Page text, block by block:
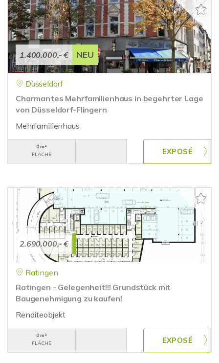
1.400.000,- € NEU
Düsseldorf
Charmantes Mehrfamilienhaus in begehrter Lage
von Düsseldorf-Flingern
Mehrfamilienhaus
0 m²
FLÄCHE
2.690.000,- €
Ratingen
Ratingen - Gelegenheit!!! Grundstück mit
Baugenehmigung zu kaufen!
Renditeobjekt
0 m²
FLÄCHE